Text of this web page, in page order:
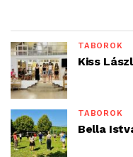
TÁBOROK
Kiss
TÁBOROK
Bella